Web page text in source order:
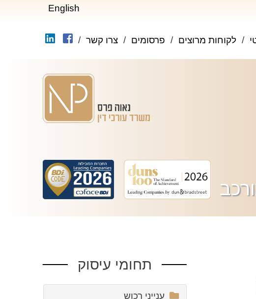
לקוחות מרוצים פרסומים צרו קשר
English
תחומי עיסוק
ענייני רכוש